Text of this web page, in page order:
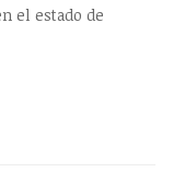
el estado de